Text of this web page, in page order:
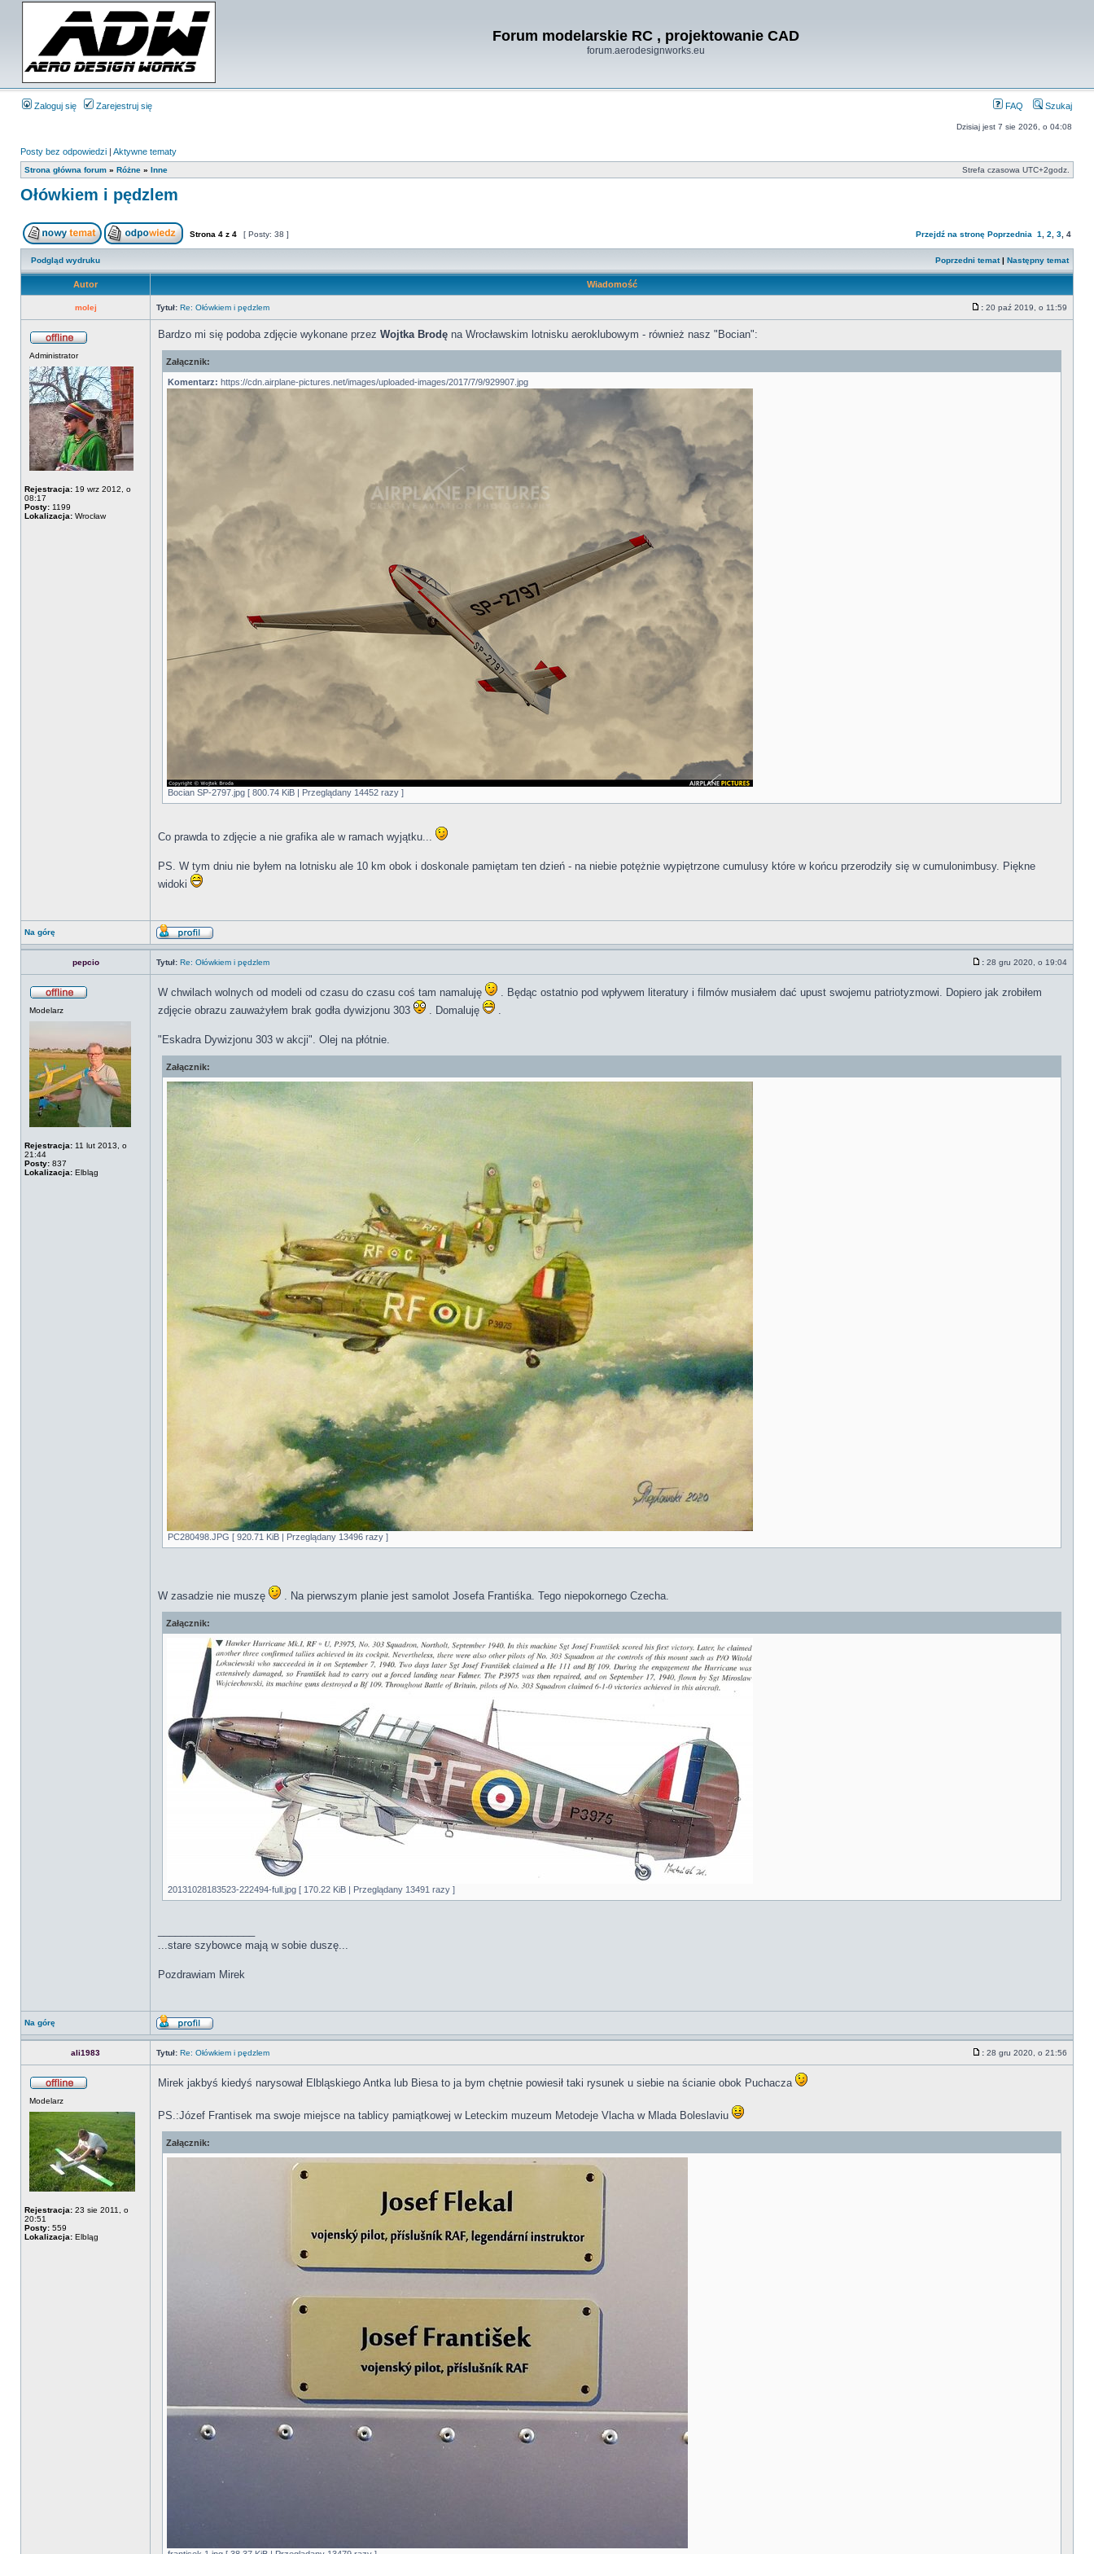
Forum modelarskie RC , projektowanie CAD
forum.aerodesignworks.eu
Zaloguj się Zarejestruj się FAQ Szukaj
Dzisiaj jest 7 sie 2026, o 04:08
Posty bez odpowiedzi | Aktywne tematy
Strona główna forum » Różne » Inne Strefa czasowa UTC+2godz.
Ołówkiem i pędzlem
Strona 4 z 4 [ Posty: 38 ] Przejdź na stronę Poprzednia 1 2 3 4
Podgląd wydruku Poprzedni temat| Następny temat
Autor Wiadomość
molej Tytuł: Re: Ołówkiem i pędzlem : 20 paź 2019, o 11:59
Administrator
Rejestracja: 19 wrz 2012, o
08:17
Posty: 1199
Lokalizacja: Wrocław
Bardzo mi się podoba zdjęcie wykonane przez Wojtka Brodę na Wrocławskim lotnisku aeroklubowym - również nasz "Bocian":
Załącznik:
Komentarz: https://cdn.airplane-pictures.net/images/uploaded-images/2017/7/9/929907.jpg
Bocian SP-2797.jpg [ 800.74 KiB | Przeglądany 14452 razy ]
Co prawda to zdjęcie a nie grafika ale w ramach wyjątku...
PS. W tym dniu nie byłem na lotnisku ale 10 km obok i doskonale pamiętam ten dzień - na niebie potężnie wypiętrzone cumulusy które w końcu przerodziły się w cumulonimbusy. Piękne
widoki
Na górę
pepcio Tytuł: Re: Ołówkiem i pędzlem : 28 gru 2020, o 19:04
Modelarz
Rejestracja: 11 lut 2013, o
21:44
Posty: 837
Lokalizacja: Elbląg
W chwilach wolnych od modeli od czasu do czasu coś tam namaluję
. Będąc ostatnio pod wpływem literatury i filmów musiałem dać upust swojemu patriotyzmowi. Dopiero jak zrobiłem
zdjęcie obrazu zauważyłem brak godła dywizjonu 303
. Domaluję .
"Eskadra Dywizjonu 303 w akcji". Olej na płótnie.
Załącznik:
PC280498.JPG [ 920.71 KiB | Przeglądany 13496 razy ]
W zasadzie nie muszę . Na pierwszym planie jest samolot Josefa Frantiśka. Tego niepokornego Czecha.
Załącznik:
20131028183523-222494-full.jpg [ 170.22 KiB | Przeglądany 13491 razy ]
...stare szybowce mają w sobie duszę...
Pozdrawiam Mirek
Na górę
ali1983 Tytuł: Re: Ołówkiem i pędzlem : 28 gru 2020, o 21:56
Modelarz
Rejestracja: 23 sie 2011, o
20:51
Posty: 559
Lokalizacja: Elbląg
Mirek jakbyś kiedyś narysował Elbląskiego Antka lub Biesa to ja bym chętnie powiesił taki rysunek u siebie na ścianie obok Puchacza
PS.:Józef Frantisek ma swoje miejsce na tablicy pamiątkowej w Leteckim muzeum Metodeje Vlacha w Mlada Boleslaviu
Załącznik: